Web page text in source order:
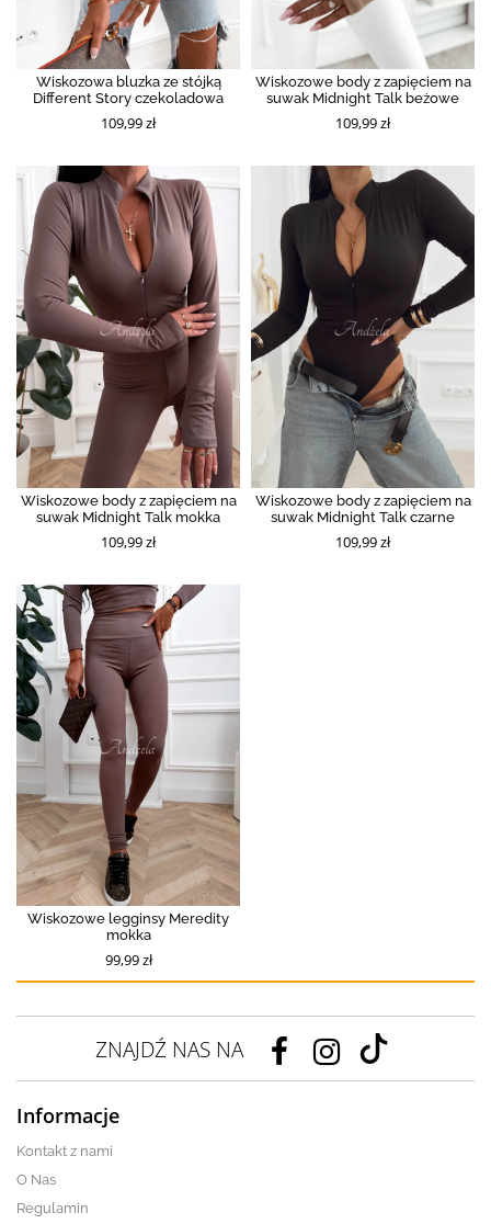
Wiskozowa bluzka ze stójką
Different Story czekoladowa
109,99 zł
Wiskozowe body z zapięciem na
suwak Midnight Talk beżowe
109,99 zł
Wiskozowe body z zapięciem na
suwak Midnight Talk mokka
109,99 zł
Wiskozowe body z zapięciem na
suwak Midnight Talk czarne
109,99 zł
Wiskozowe legginsy Meredity
mokka
99,99 zł
ZNAJDŹ NAS NA
Informacje
Kontakt z nami
O Nas
Regulamin